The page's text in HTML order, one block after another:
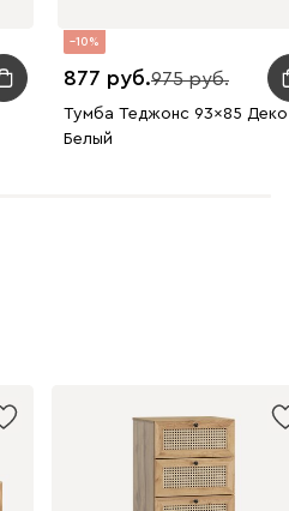
10
877 975
Тумба Теджонс 93x85
Белый